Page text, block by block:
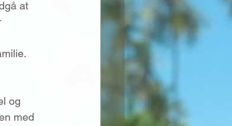
at
og
med